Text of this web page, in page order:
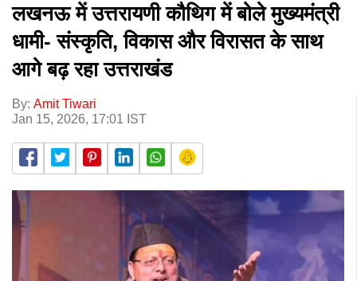
लखनऊ में उत्तरायणी कौथिग में बोले मुख्यमंत्री
धामी- संस्कृति, विकास और विरासत के साथ
आगे बढ़ रहा उत्तराखंड
By: Amit Tiwari
Jan 15, 2026, 17:01 IST